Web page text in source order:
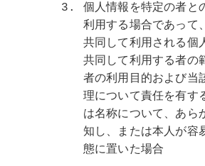
個人情報を特定の者と
利用する場合であって
共同して利用される個
共同して利用する者の
者の利用目的および当
理について責任を有す
は名称について、あら
知し、または本人が容
態に置いた場合